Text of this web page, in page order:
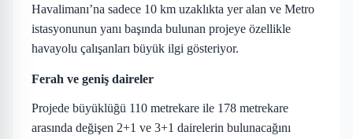
Havalimanı’na sadece 10 km uzaklıkta yer alan ve Metro
istasyonunun yanı başında bulunan projeye özellikle
havayolu çalışanları büyük ilgi gösteriyor.
Ferah ve geniş daireler
Projede büyüklüğü 110 metrekare ile 178 metrekare
arasında değişen 2+1 ve 3+1 dairelerin bulunacağını